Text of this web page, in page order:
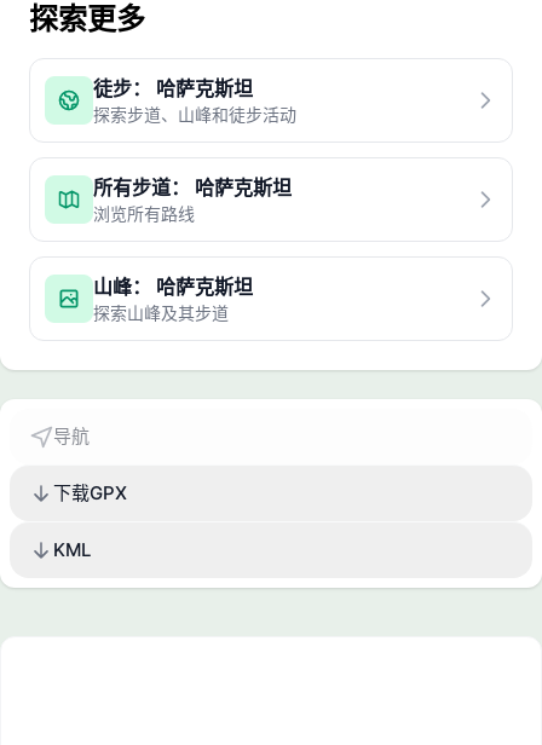
探索更多
徒步： 哈萨克斯坦
探索步道、山峰和徒步活动
所有步道： 哈萨克斯坦
浏览所有路线
山峰： 哈萨克斯坦
探索山峰及其步道
导航
下载GPX
KML